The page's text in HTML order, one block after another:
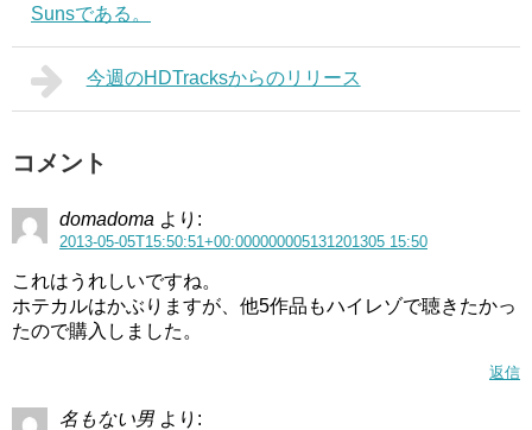
Sunsである。
今週のHDTracksからのリリース
コメント
domadoma より:
2013-05-05T15:50:51+00:000000005131201305 15:50
これはうれしいですね。
ホテカルはかぶりますが、他5作品もハイレゾで聴きたかっ
たので購入しました。
返信
名もない男 より: